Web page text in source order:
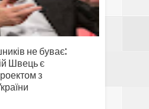
не буває:
Швець є
з